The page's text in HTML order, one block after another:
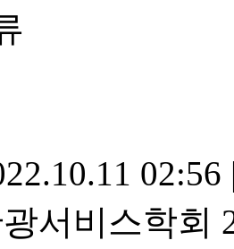
02:56
서비스학회